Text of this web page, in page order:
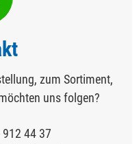
zum Sortiment,
uns folgen?
912 44 37